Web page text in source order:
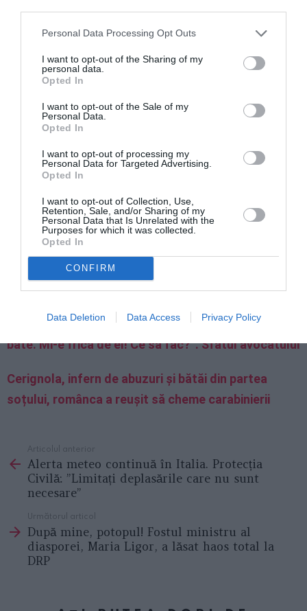
Personal Data Processing Opt Outs
I want to opt-out of the Sharing of my
personal data.
Opted In
I want to opt-out of the Sale of my
Personal Data.
Opted In
I want to opt-out of processing my
Personal Data for Targeted Advertising.
Opted In
I want to opt-out of Collection, Use,
Retention, Sale, and/or Sharing of my
Personal Data that Is Unrelated with the
Purposes for which it was collected.
Opted In
CONFIRM
Data Deletion Data Access Privacy Policy
CITEȘTE ȘI:
Alessandria, româncă bătută și terorizată de soțul
musulman pentru că nu purta vălul
”Am venit cu soțul în Italia, aici a devenit violent, mă
bate. Mi-e frică de el! Ce să fac?”. Sfatul avocatului
Cerignola, infern de abuzuri și bătăi din partea
soțului, românca a reușit să cheme carabinierii
more
Articolul anterior
Alerta meteo continuă în Italia. Protecția
Civilă: ”Limitați deplasările care nu sunt
necesare”
Următorul articol
După mine, potopul! Fostul ministru al
diasporei, Maria Ligor, a lăsat haos total la
DRP